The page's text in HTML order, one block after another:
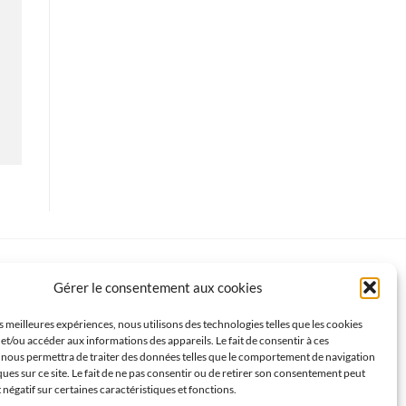
Gérer le consentement aux cookies
meilleures expériences, nous utilisons des technologies telles que les cookies
ou accéder aux informations des appareils. Le fait de consentir à ces
permettra de traiter des données telles que le comportement de navigation
sur ce site. Le fait de ne pas consentir ou de retirer son consentement peut
sur certaines caractéristiques et fonctions.